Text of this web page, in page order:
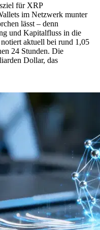
für XRP
im Netzwerk munter
lässt – denn
und Kapitalfluss in die
aktuell bei rund 1,05
24 Stunden. Die
Dollar, das